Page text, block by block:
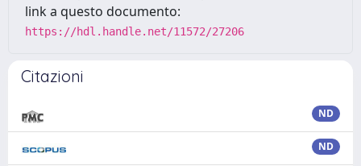
link a questo documento:
https://hdl.handle.net/11572/27206
Citazioni
ND
ND